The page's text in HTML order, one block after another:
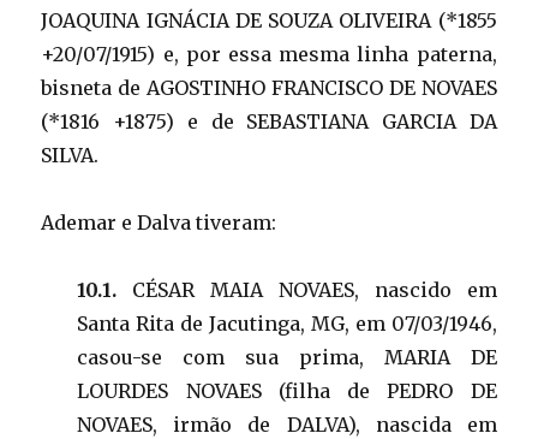
JOAQUINA IGNÁCIA DE SOUZA OLIVEIRA (*1855
+20/07/1915) e, por essa mesma linha paterna,
bisneta de AGOSTINHO FRANCISCO DE NOVAES
(*1816 +1875) e de SEBASTIANA GARCIA DA
SILVA.
Ademar e Dalva tiveram:
10.1. CÉSAR MAIA NOVAES, nascido em
Santa Rita de Jacutinga, MG, em 07/03/1946,
casou-se com sua prima, MARIA DE
LOURDES NOVAES (filha de PEDRO DE
NOVAES, irmão de DALVA), nascida em